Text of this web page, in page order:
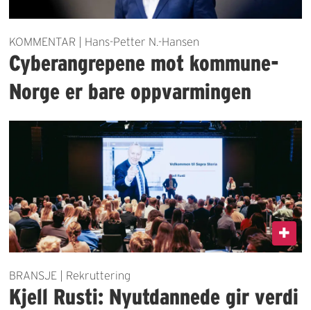
KOMMENTAR | Hans-Petter N.-Hansen
Cyberangrepene mot kommune-
Norge er bare oppvarmingen
BRANSJE | Rekruttering
Kjell Rusti: Nyutdannede gir verdi